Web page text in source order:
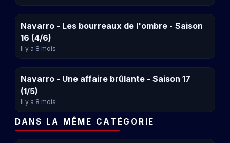
Navarro - Les bourreaux de l'ombre - Saison
16 (4/6)
Il y a 8 mois
Navarro - Une affaire brûlante - Saison 17
(1/5)
Il y a 8 mois
DANS LA MÊME CATÉGORIE